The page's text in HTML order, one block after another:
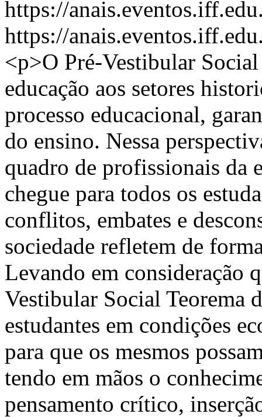
https://
https://
<p>O Pré-Vestibular
educação aos setores
processo educacional,
do ensino. Nessa
quadro de profissionais da
chegue para todos os
conflitos, embates e
sociedade refletem de
Levando em consideração
Vestibular Social Teorema
estudantes em condições
para que os mesmos
tendo em mãos o
pensamento crítico,